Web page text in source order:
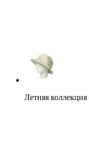
Летняя коллекция